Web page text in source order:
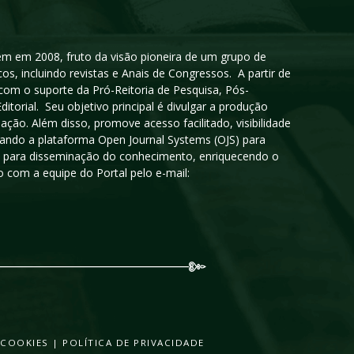
em 2008, fruto da visão pioneira de um grupo de
incluindo revistas e Anais de Congressos. A partir de
o suporte da Pró-Reitoria de Pesquisa, Pós-
Seu objetivo principal é divulgar a produção
Além disso, promove acesso facilitado, visibilidade
a plataforma Open Journal Systems (OJS) para
disseminação do conhecimento, enriquecendo o
a equipe do Portal pelo e-mail:
| POLÍTICA DE PRIVACIDADE